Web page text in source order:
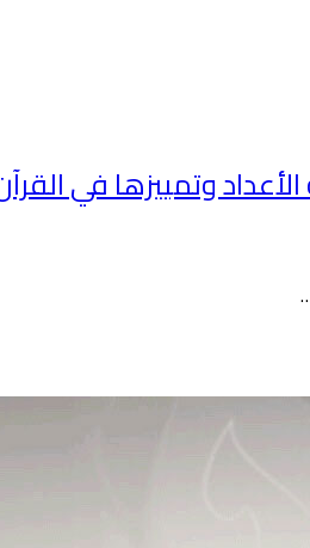
وتمييزها في القرآن